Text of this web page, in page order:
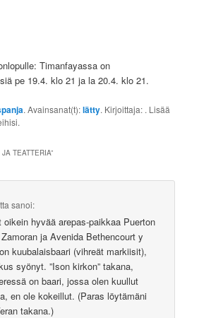
Timanfayassa on
pe 19.4. klo 21 ja la 20.4. klo 21.
. Avainsanat(t):lätty. Kirjoittaja: . Lisää
TEATTERIA”
sanoi:
hyvää arepas-paikkaa Puerton
ja Avenida Bethencourt y
kuubalaisbaari (vihreät markiisit),
syönyt. ”Ison kirkon” takana,
on baari, jossa olen kuullut
en ole kokeillut. (Paras löytämäni
takana.)